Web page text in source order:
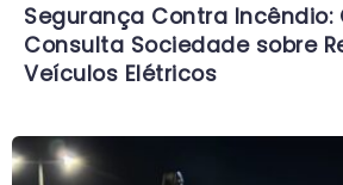
Segurança Contra Incêndio:
Consulta Sociedade sobre
Veículos Elétricos